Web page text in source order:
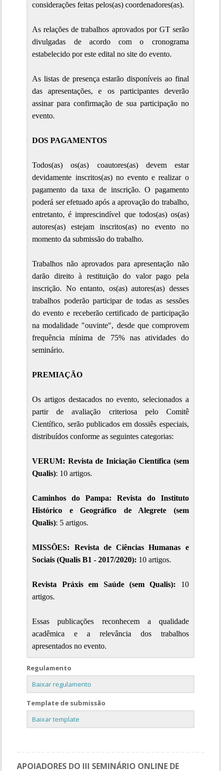
considerações feitas pelos(as) coordenadores(as).
As relações de trabalhos aprovados por GT serão
divulgadas de acordo com o cronograma
estabelecido por este edital no site do evento.
As listas de presença estarão disponíveis ao final
das apresentações, e os participantes deverão
assinar para confirmação de sua participação no
evento.
DOS PAGAMENTOS
Todos(as) os(as) coautores(as) devem estar
devidamente inscritos(as) no evento e realizar o
pagamento da taxa de inscrição. O pagamento
poderá ser efetuado após a aprovação do trabalho,
entretanto, é imprescindível que todos(as) os(as)
autores(as) estejam inscritos(as) no evento no
momento da submissão do trabalho.
Trabalhos não aprovados para apresentação não
darão direito à restituição do valor pago pela
inscrição. No entanto, os(as) autores(as) desses
trabalhos poderão participar de todas as sessões
do evento e receberão certificado de participação
na modalidade "ouvinte", desde que comprovem
frequência mínima de 75% nas atividades do
seminário.
PREMIAÇÃO
Os artigos destacados no evento, selecionados a
partir de avaliação criteriosa pelo Comitê
Científico, serão publicados em dossiês especiais,
distribuídos conforme as seguintes categorias:
VERUM: Revista de Iniciação Científica (sem
Qualis): 10 artigos.
Caminhos do Pampa: Revista do Instituto
Histórico e Geográfico de Alegrete (sem
Qualis): 5 artigos.
MISSÕES: Revista de Ciências Humanas e
Sociais (Qualis B1 - 2017/2020): 10 artigos.
Revista Práxis em Saúde (sem Qualis): 10
artigos.
Essas publicações reconhecem a qualidade
acadêmica e a relevância dos trabalhos
apresentados no evento.
Regulamento
Baixar regulamento
Template de submissão
Baixar template
APOIADORES DO III SEMINÁRIO ONLINE DE